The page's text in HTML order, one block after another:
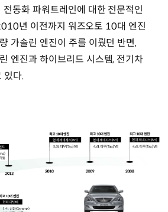
동화 파워트레인에 대한 전문적인
년 이전까지 워즈오토 10대 엔진
가솔린 엔진이 주를 이뤘던 반면,
엔진과 하이브리드 시스템, 전기차
있다.